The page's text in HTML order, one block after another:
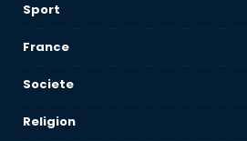
Sport
France
Societe
Religion